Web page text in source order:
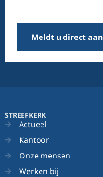
Meldt u direct aan
STREEFKERK
Actueel
Kantoor
Onze mensen
Werken bij